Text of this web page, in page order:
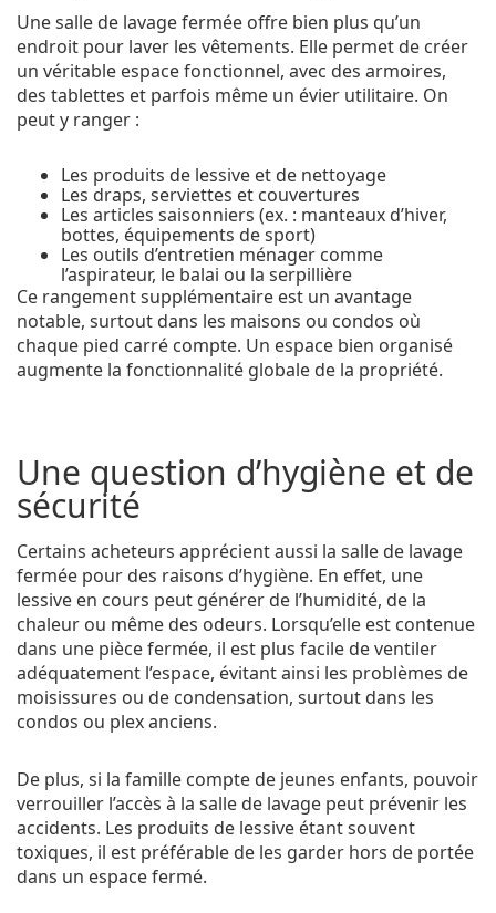
Une salle de lavage fermée offre bien plus qu’un
endroit pour laver les vêtements. Elle permet de créer
un véritable espace fonctionnel, avec des armoires,
des tablettes et parfois même un évier utilitaire. On
peut y ranger :
Les produits de lessive et de nettoyage
Les draps, serviettes et couvertures
Les articles saisonniers (ex. : manteaux d’hiver,
bottes, équipements de sport)
Les outils d’entretien ménager comme
l’aspirateur, le balai ou la serpillière
Ce rangement supplémentaire est un avantage
notable, surtout dans les maisons ou condos où
chaque pied carré compte. Un espace bien organisé
augmente la fonctionnalité globale de la propriété.
Une question d’hygiène et de
sécurité
Certains acheteurs apprécient aussi la salle de lavage
fermée pour des raisons d’hygiène. En effet, une
lessive en cours peut générer de l’humidité, de la
chaleur ou même des odeurs. Lorsqu’elle est contenue
dans une pièce fermée, il est plus facile de ventiler
adéquatement l’espace, évitant ainsi les problèmes de
moisissures ou de condensation, surtout dans les
condos ou plex anciens.
De plus, si la famille compte de jeunes enfants, pouvoir
verrouiller l’accès à la salle de lavage peut prévenir les
accidents. Les produits de lessive étant souvent
toxiques, il est préférable de les garder hors de portée
dans un espace fermé.